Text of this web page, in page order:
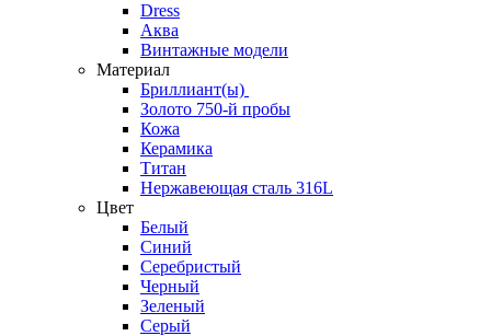
Dress
Аква
Винтажные модели
Материал
Бриллиант(ы)
Золото 750-й пробы
Кожа
Керамика
Титан
Нержавеющая сталь 316L
Цвет
Белый
Синий
Серебристый
Черный
Зеленый
Серый